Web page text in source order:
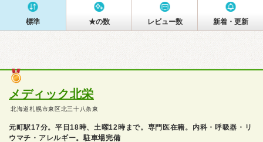
標準 ★の数 レビュー数 新着・更新
メディック北栄
北海道札幌市東区北三十八条東
元町駅17分。平日18時、土曜12時まで。専門医在籍。内科・呼吸器・リ
ウマチ・アレルギー。駐車場完備